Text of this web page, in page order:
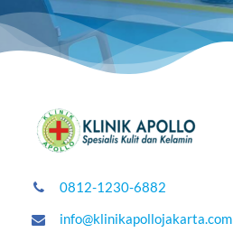
0812-1230-6882
info@klinikapollojakarta.com